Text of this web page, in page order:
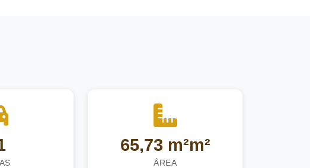
65,73 m²m²
ÁREA